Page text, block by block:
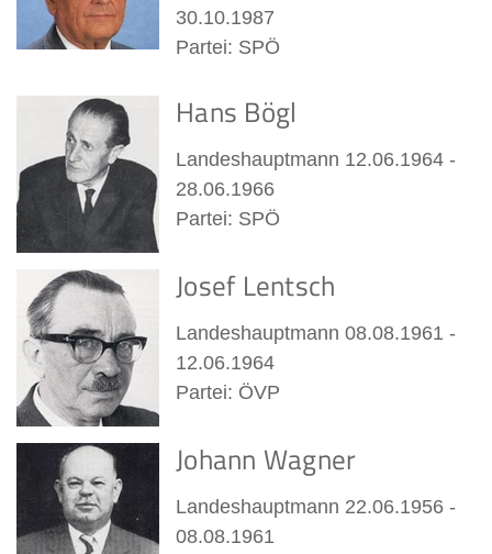
30.10.1987
Partei: SPÖ
Hans Bögl
Landeshauptmann 12.06.1964 -
28.06.1966
Partei: SPÖ
Josef Lentsch
Landeshauptmann 08.08.1961 -
12.06.1964
Partei: ÖVP
Johann Wagner
Landeshauptmann 22.06.1956 -
08.08.1961